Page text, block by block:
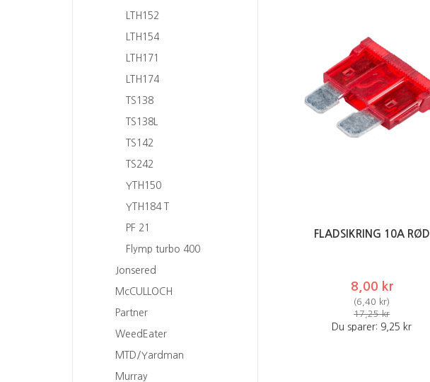
LTH152
LTH154
LTH171
LTH174
TS138
TS138L
TS142
TS242
YTH150
YTH184 T
PF 21
Flymp turbo 400
Jonsered
McCULLOCH
Partner
WeedEater
MTD/Yardman
Murray
FLADSIKRING 10A RØD
8,00 kr
(6,40 kr)
17,25 kr
Du sparer: 9,25 kr